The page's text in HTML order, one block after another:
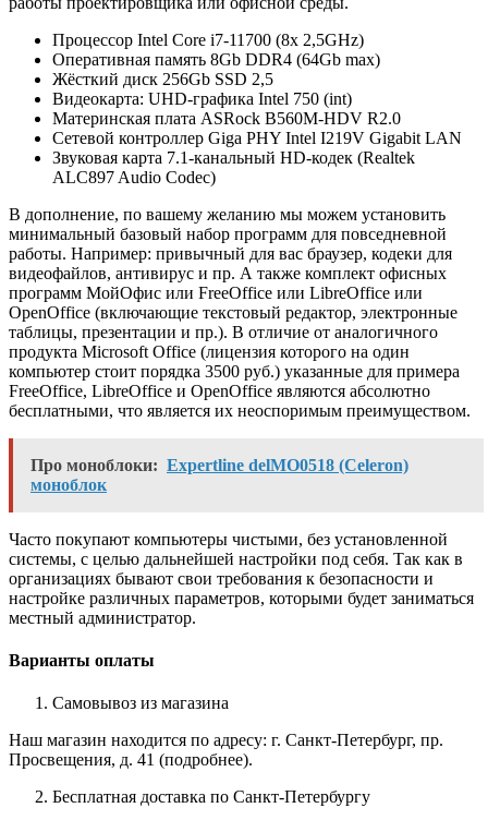
Процессор Intel Core i7-11700 (8x 2,5GHz)
Оперативная память 8Gb DDR4 (64Gb max)
Жёсткий диск 256Gb SSD 2,5
Видеокарта: UHD-графика Intel 750 (int)
Материнская плата ASRock B560M-HDV R2.0
Сетевой контроллер Giga PHY Intel I219V Gigabit LAN
Звуковая карта 7.1-канальный HD-кодек (Realtek
ALC897 Audio Codec)
В дополнение, по вашему желанию мы можем установить
минимальный базовый набор программ для повседневной
работы. Например: привычный для вас браузер, кодеки для
видеофайлов, антивирус и пр. А также комплект офисных
программ МойОфис или FreeOffice или LibreOffice или
OpenOffice (включающие текстовый редактор, электронные
таблицы, презентации и пр.). В отличие от аналогичного
продукта Microsoft Office (лицензия которого на один
компьютер стоит порядка 3500 руб.) указанные для примера
FreeOffice, LibreOffice и OpenOffice являются абсолютно
бесплатными, что является их неоспоримым преимуществом.
Про моноблоки: Expertline delMO0518 (Celeron)
моноблок
Часто покупают компьютеры чистыми, без установленной
системы, с целью дальнейшей настройки под себя. Так как в
организациях бывают свои требования к безопасности и
настройке различных параметров, которыми будет заниматься
местный администратор.
Варианты оплаты
Самовывоз из магазина
Наш магазин находится по адресу: г. Санкт-Петербург, пр.
Просвещения, д. 41 (подробнее).
Бесплатная доставка по Санкт-Петербургу